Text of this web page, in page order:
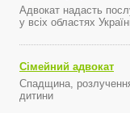
Адвокат надасть
у всіх областях
Сімейний адвокат
Спадщина,
дитини